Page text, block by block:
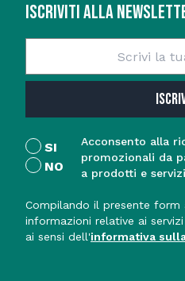
ISCRIVITI ALLA
SI
NO
Acconsento alla
promozionali da
a prodotti e
Compilando il presente form
informazioni relative ai
ai sensi dell'informativa